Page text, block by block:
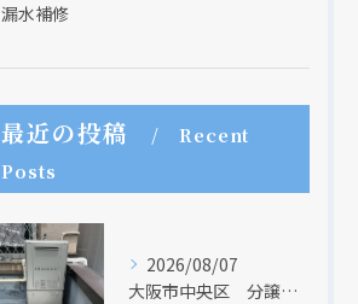
漏水補修
最近の投稿
Recent
Posts
2026/08/07
大阪市中央区 分譲マンションの給湯器取替リフォーム工事 UV除菌機能搭載給湯器